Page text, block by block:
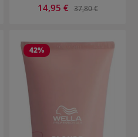
Verkaufspreis:
14,95 € Regulärer Preis:
37,80 €
42%